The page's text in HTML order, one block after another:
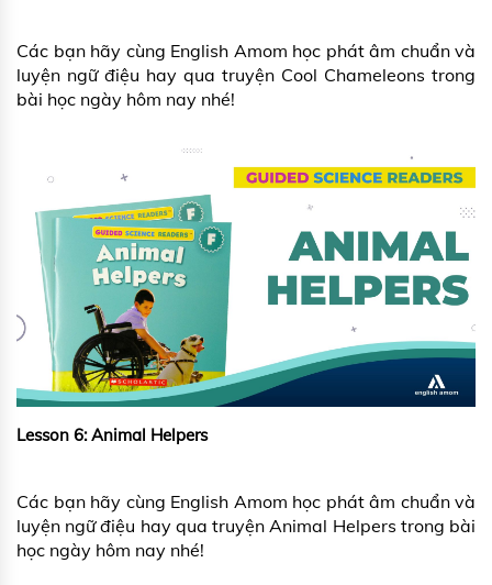
Các bạn hãy cùng English Amom học phát âm chuẩn và
luyện ngữ điệu hay qua truyện Cool Chameleons trong
bài học ngày hôm nay nhé!
Lesson 6: Animal Helpers
Các bạn hãy cùng English Amom học phát âm chuẩn và
luyện ngữ điệu hay qua truyện Animal Helpers trong bài
học ngày hôm nay nhé!